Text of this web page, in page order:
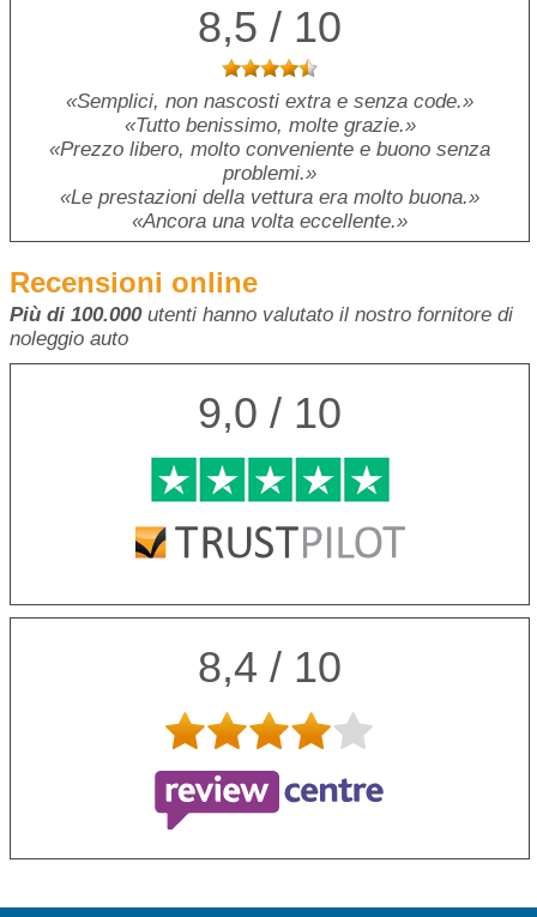
8,5 / 10
Semplici, non nascosti extra e senza code.
Tutto benissimo, molte grazie.
Prezzo libero, molto conveniente e buono senza
problemi.
Le prestazioni della vettura era molto buona.
Ancora una volta eccellente.
Recensioni online
Più di 100.000utenti hanno valutato il nostro fornitore di
noleggio auto
9,0 / 10
8,4 / 10